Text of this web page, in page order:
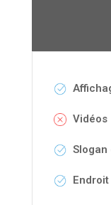
Vidéos
Slogan
Endroit